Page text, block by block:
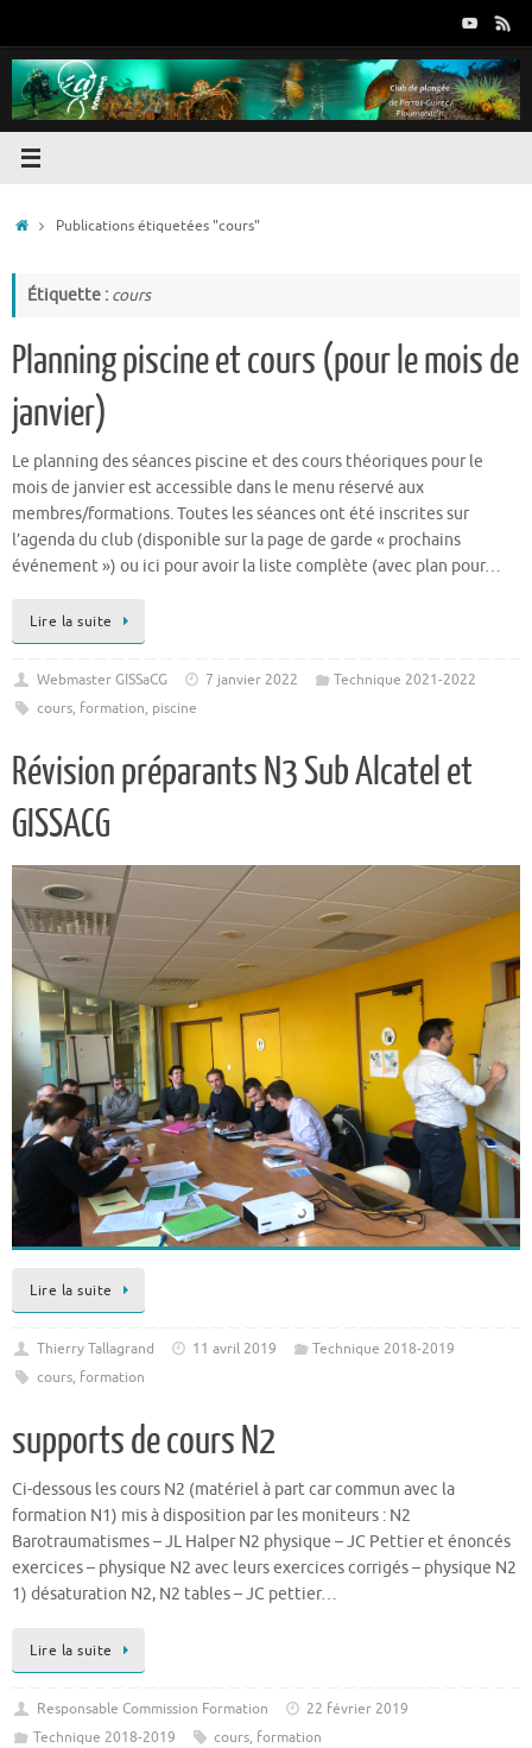
contenu
AccueilPublications étiquetées "cours"
Étiquette : cours
Planning piscine et cours (pour le mois de
janvier)
Le planning des séances piscine et des cours théoriques pour le
mois de janvier est accessible dans le menu réservé aux
membres/formations. Toutes les séances ont été inscrites sur
l’agenda du club (disponible sur la page de garde « prochains
événement ») ou ici pour avoir la liste complète (avec plan pour…
Lire la suite
Webmaster GISSaCG 7 janvier 2022
Technique 2021-2022
cours, formation, piscine
Révision préparants N3 Sub Alcatel et
GISSACG
Lire la suite
Thierry Tallagrand 11 avril 2019
Technique 2018-2019
cours, formation
supports de cours N2
Ci-dessous les cours N2 (matériel à part car commun avec la
formation N1) mis à disposition par les moniteurs : N2
Barotraumatismes – JL Halper N2 physique – JC Pettier et énoncés
exercices – physique N2 avec leurs exercices corrigés – physique N2
1) désaturation N2, N2 tables – JC pettier…
Lire la suite
Responsable Commission Formation
22 février 2019
Technique 2018-2019
cours, formation